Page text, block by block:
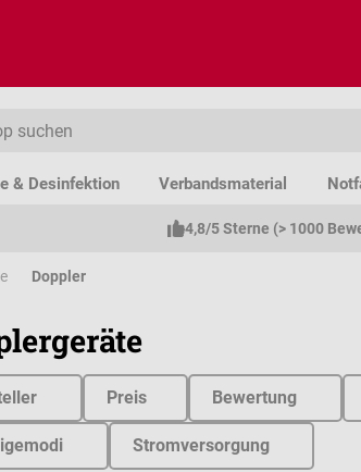
& Desinfektion Verbandsmaterial
4,8/5 Sterne (> 1000
Doppler
Preis Bewertung
Stromversorgung